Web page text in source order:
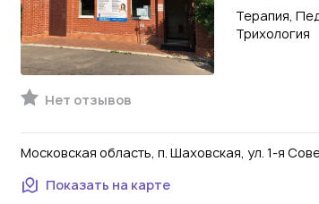
Терапия,
Трихология
Нет отзывов
Московская область, п. Шаховская, ул. 1-я
Показать на карте